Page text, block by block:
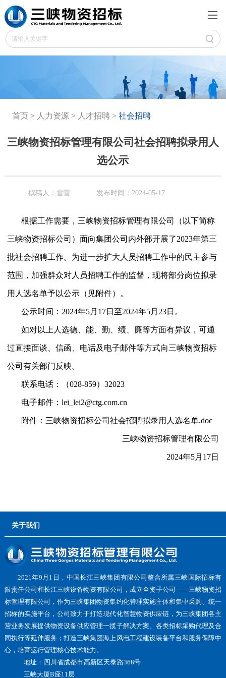
首页 > 人力资源 > 人才招聘 > 社会招聘
三峡物资招标管理有限公司社会招聘拟录用人
选公示
撰稿人：雷蕾 发布时间：2024-05-17
根据工作需要，三峡物资招标管理有限公司（以下简称
三峡物资招标公司）面向集团公司内外部开展了2023年第三
批社会招聘工作。为进一步扩大人员招聘工作中的民主参与
范围，加强群众对人员招聘工作的监督，现将部分岗位拟录
用人选名单予以公示（见附件）。
公示时间：2024年5月17日至2024年5月23日。
如对以上人选德、能、勤、绩、廉等方面有异议，可通
过直接面谈、信函、电话及电子邮件等方式向三峡物资招标
公司有关部门反映。
联系电话：（028-859）32023
电子邮件： lei_lei2@ctg.com.cn
附件：三峡物资招标公司社会招聘拟录用人选名单.doc
三峡物资招标管理有限公司
2024年5月17日
关于我们
2021年9月1日，中国长江三峡集团有限公司整合所属三峡国际招标有
限责任公司和长江三峡设备物资有限公司，成立全资子公司——三峡物资招
标管理有限公司，作为三峡集团物资集约化管理实施主体和集中采购、统一
招标的实施平台，公司致力于打造现代化智慧物资供应链，为三峡集团各主
营业务发展提供物资设备供应管理一揽子解决方案、各类招标采购代理及合
同执行等延伸服务；打造三峡集团海上风电工程建设装备平台和服务保障中
心，培育运行管理核心技术能力。
地址：四川省成都市高新区天泰路368号
三峡大厦B座11层